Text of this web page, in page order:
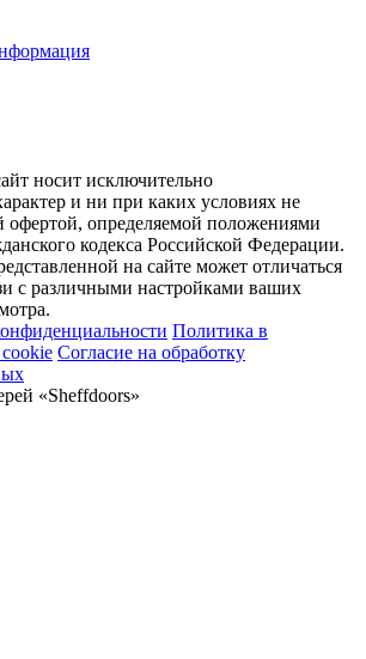
носит исключительно
и ни при каких условиях не
офертой, определяемой положениями
кодекса Российской Федерации.
на сайте может отличаться
с различными настройками ваших
Политика в
Согласие на обработку
«Sheffdoors»